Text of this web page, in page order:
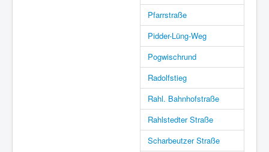
Pfarrstraße
Pidder-Lüng-Weg
Pogwischrund
Radolfstieg
Rahl. Bahnhofstraße
Rahlstedter Straße
Scharbeutzer Straße